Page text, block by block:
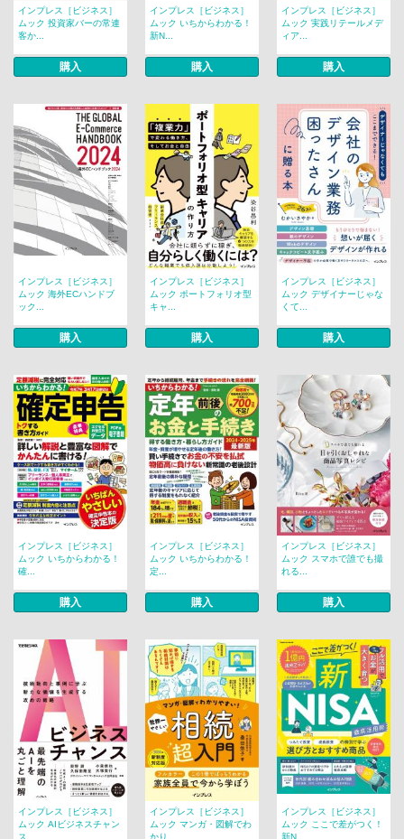
インプレス［ビジネス］
ムック 投資家バーの常連
客か...
購入
インプレス［ビジネス］
ムック いちからわかる！
新N...
購入
インプレス［ビジネス］
ムック 実践リテールメデ
ィア...
購入
インプレス［ビジネス］
ムック 海外ECハンドブ
ック...
購入
インプレス［ビジネス］
ムック ポートフォリオ型
キャ...
購入
インプレス［ビジネス］
ムック デザイナーじゃな
くて...
購入
インプレス［ビジネス］
ムック いちからわかる！
確...
購入
インプレス［ビジネス］
ムック いちからわかる！
定...
購入
インプレス［ビジネス］
ムック スマホで誰でも撮
れる...
購入
インプレス［ビジネス］
ムック AIビジネスチャン
ス...
インプレス［ビジネス］
ムック マンガ・図解でわ
かり...
インプレス［ビジネス］
ムック ここで差がつく！
新N...